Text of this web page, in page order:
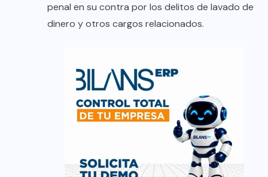
penal en su contra por los delitos de lavado de
dinero y otros cargos relacionados.